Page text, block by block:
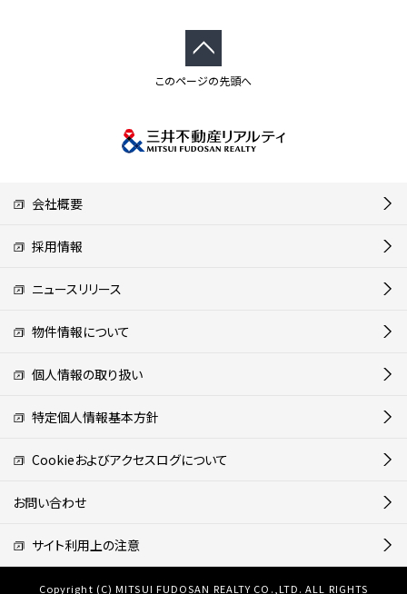
このページの先頭へ
会社概要
採用情報
ニュースリリース
物件情報について
個人情報の取り扱い
特定個人情報基本方針
Cookieおよびアクセスログについて
お問い合わせ
サイト利用上の注意
Copyright (C) MITSUI FUDOSAN REALTY CO.,LTD. ALL RIGHTS